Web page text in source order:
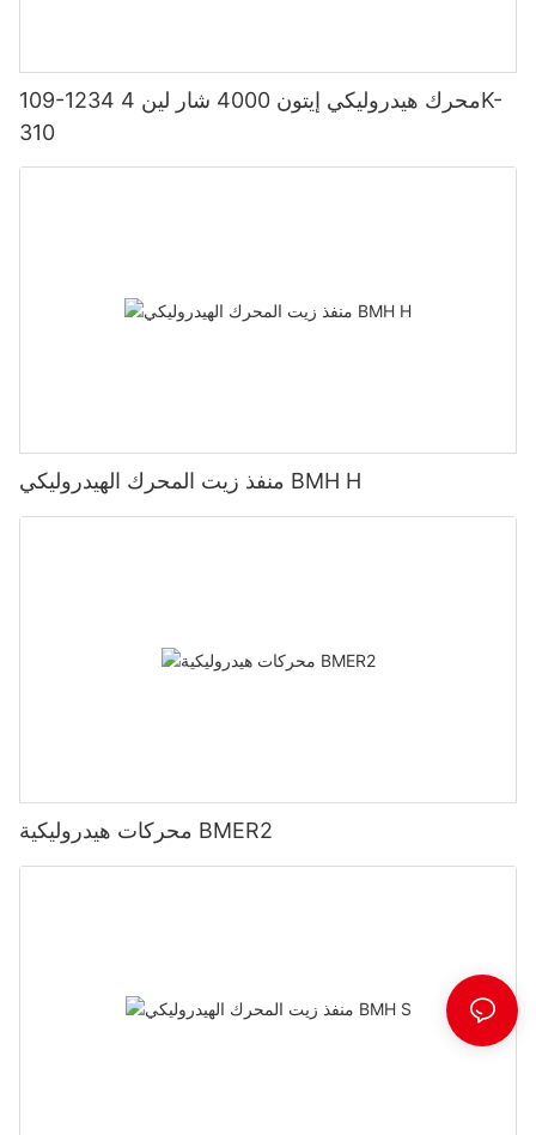
109-1234 محرك هيدروليكي إيتون 4000 شار لين 4K-
310
منفذ زيت المحرك الهيدروليكي BMH H
محركات هيدروليكية BMER2